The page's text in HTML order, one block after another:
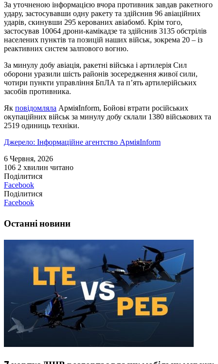
За уточненою інформацією вчора противник завдав ракетного
удару, застосувавши одну ракету та здійснив 96 авіаційних
ударів, скинувши 295 керованих авіабомб. Крім того,
застосував 10064 дрони-камікадзе та здійснив 3135 обстрілів
населених пунктів та позицій наших військ, зокрема 20 – із
реактивних систем залпового вогню.
За минулу добу авіація, ракетні війська і артилерія Сил
оборони уразили шість районів зосередження живої сили,
чотири пункти управління БпЛА та п’ять артилерійських
засобів противника.
Як повідомляла АрміяInform, Бойові втрати російських
окупаційних військ за минулу добу склали 1380 військових та
2519 одиниць техніки.
Джерело: Інформаційне агентство АрміяInform
6 Червня, 2026
106 2 хвилин читано
Поділитися
Facebook
Поділитися
Facebook
Останні новини